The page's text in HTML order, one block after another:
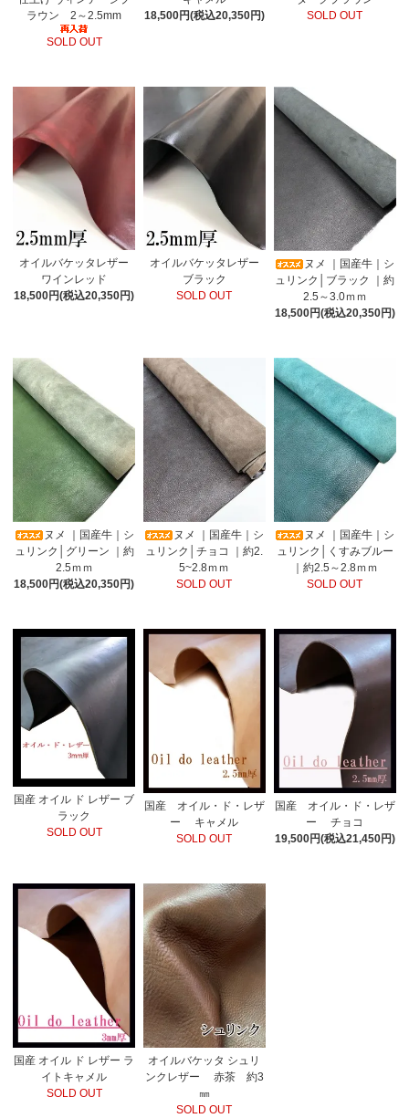
ラウン 2～2.5mm
SOLD OUT
18,500円(税込20,350円)
SOLD OUT
オイルバケッタレザー
ワインレッド
18,500円(税込20,350円)
オイルバケッタレザー
ブラック
SOLD OUT
ヌメ ｜国産牛｜シ
ュリンク│ブラック ｜約
2.5～3.0ｍｍ
18,500円(税込20,350円)
ヌメ ｜国産牛｜シ
ュリンク│グリーン ｜約
2.5ｍｍ
18,500円(税込20,350円)
ヌメ ｜国産牛｜シ
ュリンク│チョコ ｜約2.
5~2.8ｍｍ
SOLD OUT
ヌメ ｜国産牛｜シ
ュリンク│くすみブルー
｜約2.5～2.8ｍｍ
SOLD OUT
国産 オイル ド レザー ブ
ラック
SOLD OUT
国産 オイル・ド・レザ
ー キャメル
SOLD OUT
国産 オイル・ド・レザ
ー チョコ
19,500円(税込21,450円)
国産 オイル ド レザー ラ
イトキャメル
SOLD OUT
オイルバケッタ シュリ
ンクレザー 赤茶 約3
㎜
SOLD OUT